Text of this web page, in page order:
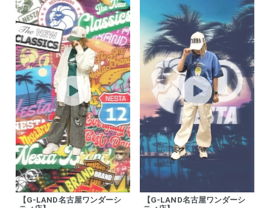
【G-LAND名古屋ワンダーシ
【G-LAND名古屋ワンダーシ